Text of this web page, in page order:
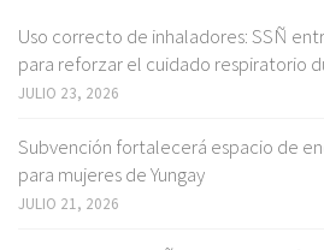
Uso correcto de inhaladores: SSÑ
para reforzar el cuidado respiratorio
JULIO 23, 2026
Subvención fortalecerá espacio de
para mujeres de Yungay
JULIO 21, 2026